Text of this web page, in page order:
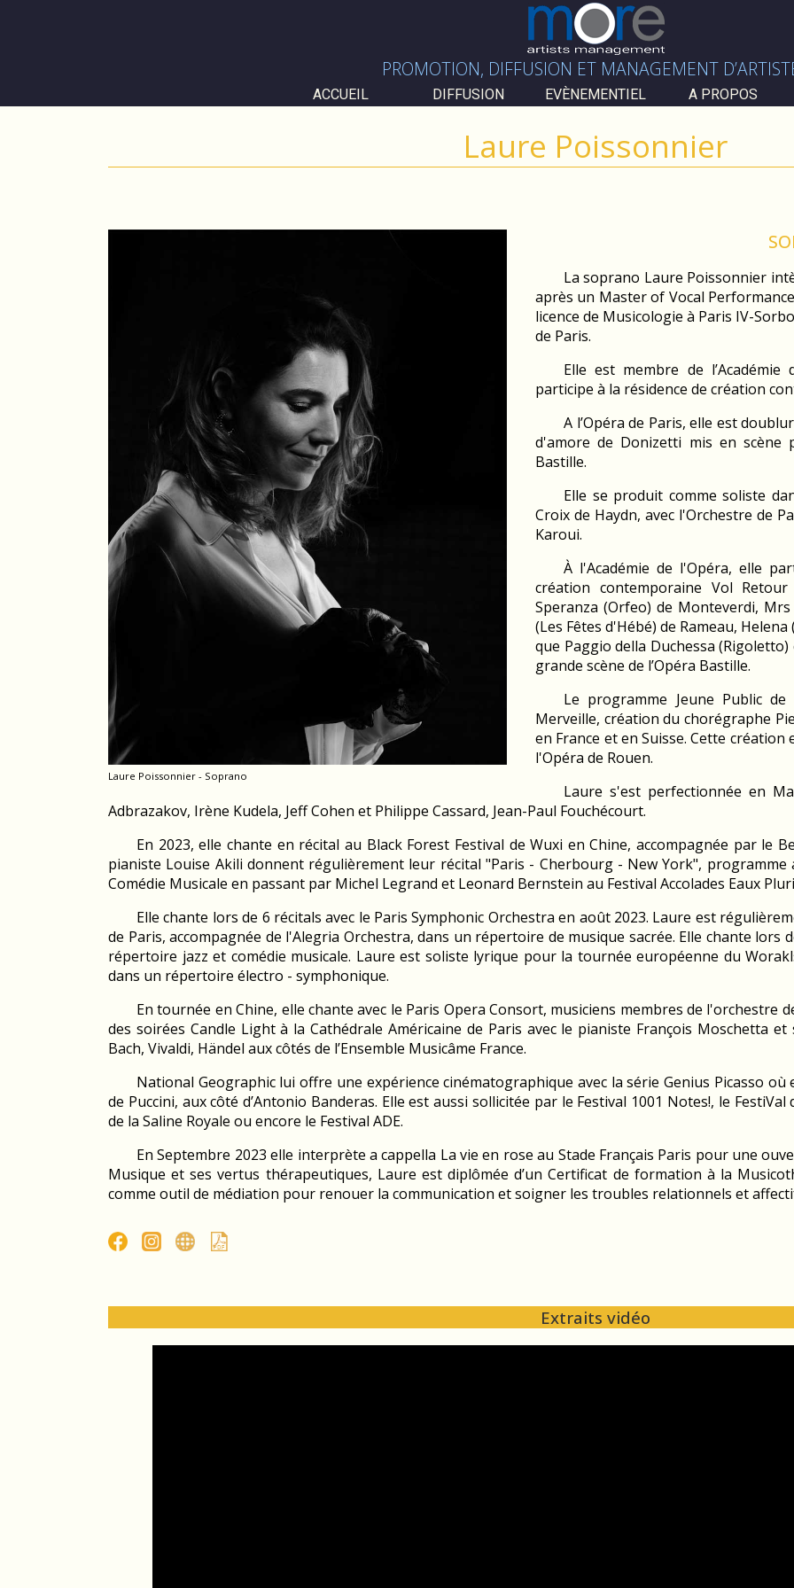
PROMOTION, DIFFUSION ET MANAGEMENT
ACCUEIL DIFFUSION EVÈNEMENTIEL A PROPOS
Laure Poissonnier
Laure Poissonnier - Soprano
La soprano Laure Poissonnier
après un Master of Vocal
licence de Musicologie à Paris IV-
de Paris.
Elle est membre de
participe à la résidence de création
A l’Opéra de Paris, elle est
d'amore de Donizetti mis en scène
Bastille.
Elle se produit comme soliste
Croix de Haydn, avec l'Orchestre de
Karoui.
À l'Académie de l'Opéra, elle
création contemporaine Vol
Speranza (Orfeo) de Monteverdi,
(Les Fêtes d'Hébé) de Rameau,
que Paggio della Duchessa
grande scène de l’Opéra Bastille.
Le programme Jeune Public
Merveille, création du chorégraphe
en France et en Suisse. Cette
l'Opéra de Rouen.
Laure s'est perfectionnée en
Adbrazakov, Irène Kudela, Jeff Cohen et Philippe Cassard, Jean-Paul Fouchécourt.
En 2023, elle chante en récital au Black Forest Festival de Wuxi en Chine, accompagnée par le
pianiste Louise Akili donnent régulièrement leur récital "Paris - Cherbourg - New York",
Comédie Musicale en passant par Michel Legrand et Leonard Bernstein au Festival Accolades Eaux
Elle chante lors de 6 récitals avec le Paris Symphonic Orchestra en août 2023. Laure est
de Paris, accompagnée de l'Alegria Orchestra, dans un répertoire de musique sacrée. Elle chante lors
répertoire jazz et comédie musicale. Laure est soliste lyrique pour la tournée européenne du
dans un répertoire électro - symphonique.
En tournée en Chine, elle chante avec le Paris Opera Consort, musiciens membres de l'orchestre
des soirées Candle Light à la Cathédrale Américaine de Paris avec le pianiste François Moschetta
Bach, Vivaldi, Händel aux côtés de l’Ensemble Musicâme France.
National Geographic lui offre une expérience cinématographique avec la série Genius Picasso
de Puccini, aux côté d’Antonio Banderas. Elle est aussi sollicitée par le Festival 1001 Notes!, le
de la Saline Royale ou encore le Festival ADE.
En Septembre 2023 elle interprète a cappella La vie en rose au Stade Français Paris pour une
Musique et ses vertus thérapeutiques, Laure est diplômée d’un Certificat de formation à la
comme outil de médiation pour renouer la communication et soigner les troubles relationnels et
Extraits vidéo